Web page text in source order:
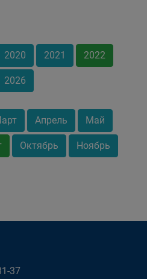
2020 2021 2022
2026
Апрель Май
Октябрь Ноябрь
37